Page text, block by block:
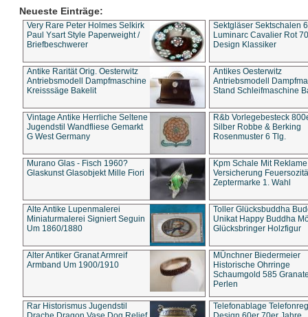
Neueste Einträge:
Very Rare Peter Holmes Selkirk
Paul Ysart Style Paperweight /
Briefbeschwerer
Sektgläser Sektschalen
Luminarc Cavalier Rot
Design Klassiker
Antike Rarität Orig. Oesterwitz
Antriebsmodell Dampfmaschine
Kreisssäge Bakelit
Antikes Oesterwitz
Antriebsmodell
Stand Schleifmaschine
Vintage Antike Herrliche Seltene
Jugendstil Wandfliese Gemarkt
G West Germany
R&b Vorlegebesteck
Silber Robbe & Berking
Rosenmuster 6 Tlg.
Murano Glas - Fisch 1960?
Glaskunst Glasobjekt Mille Fiori
Kpm Schale Mit Reklame
Versicherung
Zeptermarke 1. Wahl
Alte Antike Lupenmalerei
Miniaturmalerei Signiert Seguin
Um 1860/1880
Toller Glücksbuddha
Unikat Happy Buddha
Glücksbringer Holzfigur
Alter Antiker Granat Armreif
Armband Um 1900/1910
MÜnchner Biedermeier
Historische Ohrringe
Schaumgold 585
Perlen
Rar Historismus Jugendstil
Telefonablage